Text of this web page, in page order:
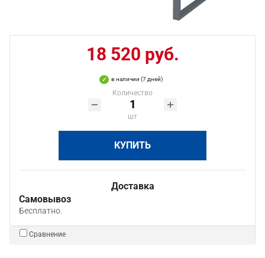
18 520 руб.
в наличии (7 дней)
Количество
шт
КУПИТЬ
Доставка
Самовывоз
Бесплатно.
Сравнение